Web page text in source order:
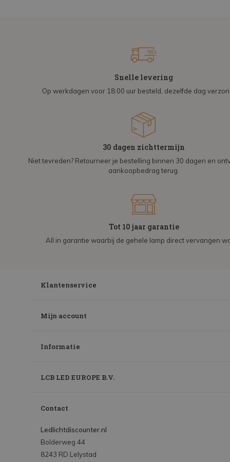
Snelle levering
Op werkdagen voor 18:00 uur besteld, dezelfde dag
30 dagen zichttermijn
Niet tevreden? Retourneer je bestelling binnen 30 dagen en
aankoopbedrag terug.
Tot 10 jaar garantie
All in garantie waarbij de gehele lamp direct vervangen
Klantenservice
Mijn account
Informatie
LCB LED EUROPE B.V.
Contact
Ledlichtdiscounter.nl
Bolderweg 44
8243 RD Lelystad